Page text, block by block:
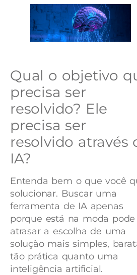
Qual o objetivo
precisa ser
resolvido? Ele
precisa ser
resolvido através
IA?
Entenda bem o que você
solucionar. Buscar uma
ferramenta de IA apenas
porque está na moda pode
atrasar a escolha de uma
solução mais simples,
tão prática quanto uma
inteligência artificial.